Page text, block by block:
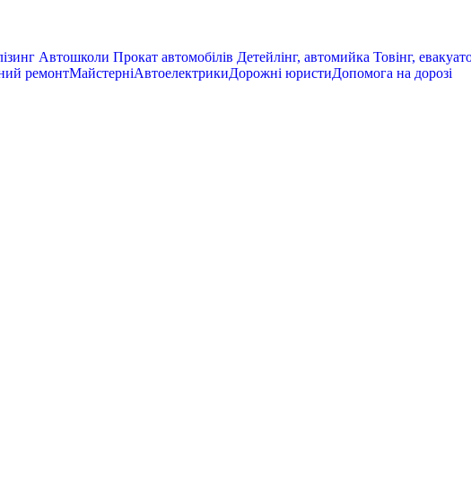
Автошколи Прокат автомобілів Детейлінг, автомийка Товінг,
ремонтМайстерніАвтоелектрикиДорожні юристиДопомога на дорозі